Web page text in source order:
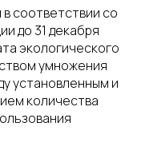
соответствии со
до 31 декабря
экологического
умножения
установленным и
количества